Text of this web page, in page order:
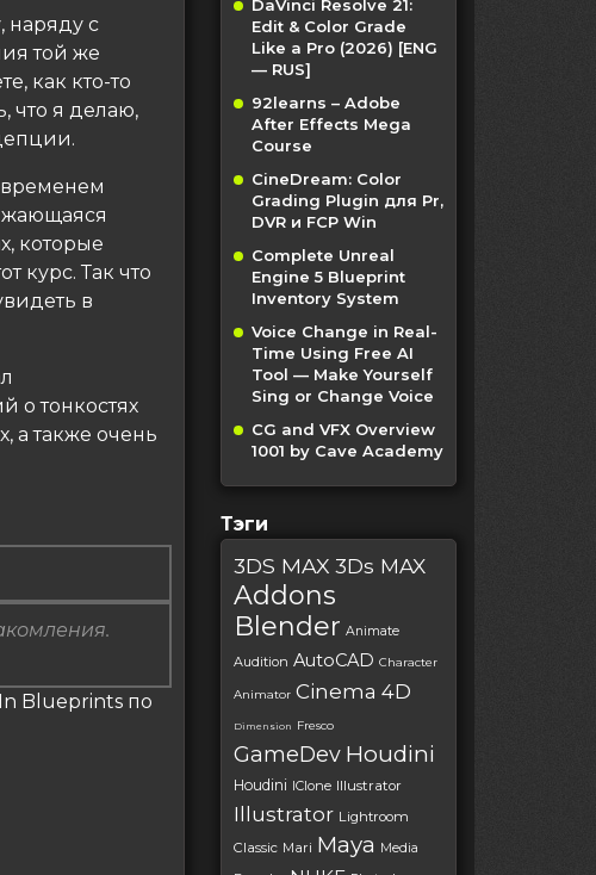
наряду с
той же
как кто-то
что я делаю,
которые
курс. Так что
в
о тонкостях
а также очень
Blueprints по
DaVinci Resolve 21:
Edit & Color Grade
Like a Pro (2026) [ENG
— RUS]
92learns – Adobe
After Effects Mega
Course
CineDream: Color
Grading Plugin для Pr,
DVR и FCP Win
Complete Unreal
Engine 5 Blueprint
Inventory System
Voice Change in Real-
Time Using Free AI
Tool — Make Yourself
Sing or Change Voice
CG and VFX Overview
1001 by Cave Academy
Тэги
3DS MAX 3Ds MAX
Addons
Blender Animate
Audition AutoCAD Character
Animator Cinema 4D
Dimension Fresco
GameDev Houdini
Houdini IClone Illustrator
Illustrator Lightroom
Classic Mari Maya
Media